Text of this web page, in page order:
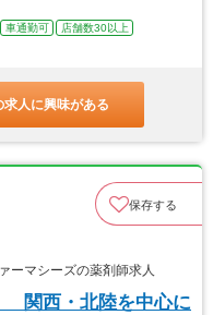
車通勤可
店舗数30以上
求人に興味がある
保存する
ーマシーズの薬剤師求人
関西・北陸を中心に